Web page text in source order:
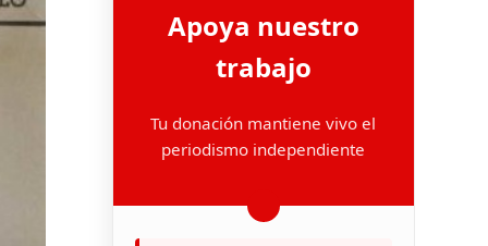
Apoya nuestro
trabajo
Tu donación mantiene vivo el
periodismo independiente